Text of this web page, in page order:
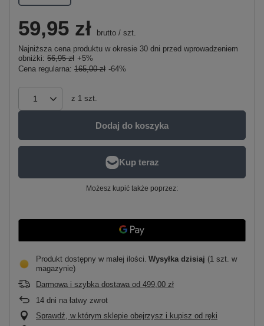
59,95 zł brutto / szt.
Najniższa cena produktu w okresie 30 dni przed wprowadzeniem
obniżki: 56,95 zł +5%
Cena regularna: 165,00 zł -64%
z 1 szt.
Dodaj do koszyka
Możesz kupić także poprzez:
Produkt dostępny w małej ilości Wysyłka dzisiaj (1 szt. w
magazynie)
Darmowa i szybka dostawa od 499,00 zł
14 dni na łatwy zwrot
Sprawdź, w którym sklepie obejrzysz i kupisz od ręki